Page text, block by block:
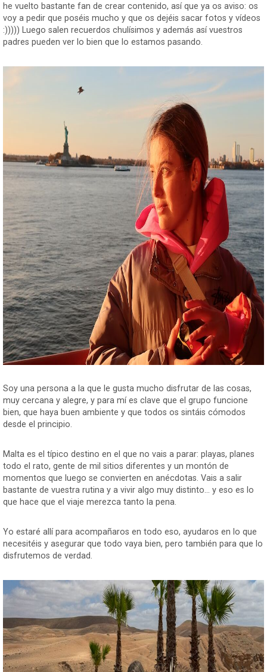
he vuelto bastante fan de crear contenido, así que ya os aviso: os
voy a pedir que poséis mucho y que os dejéis sacar fotos y vídeos
:))))) Luego salen recuerdos chulísimos y además así vuestros
padres pueden ver lo bien que lo estamos pasando.
Soy una persona a la que le gusta mucho disfrutar de las cosas,
muy cercana y alegre, y para mí es clave que el grupo funcione
bien, que haya buen ambiente y que todos os sintáis cómodos
desde el principio.
Malta es el típico destino en el que no vais a parar: playas, planes
todo el rato, gente de mil sitios diferentes y un montón de
momentos que luego se convierten en anécdotas. Vais a salir
bastante de vuestra rutina y a vivir algo muy distinto... y eso es lo
que hace que el viaje merezca tanto la pena.
Yo estaré allí para acompañaros en todo eso, ayudaros en lo que
necesitéis y asegurar que todo vaya bien, pero también para que lo
disfrutemos de verdad.